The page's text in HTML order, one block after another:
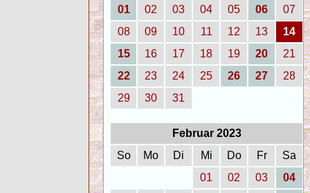
01
02 03 04 05 06
07
08
09 10 11 12 13
14
15
16 17 18 19 20
21
22
23 24 25 26 27
28
29
30 31
Februar 2023
So
Mo Di Mi Do Fr
Sa
01
02 03
04